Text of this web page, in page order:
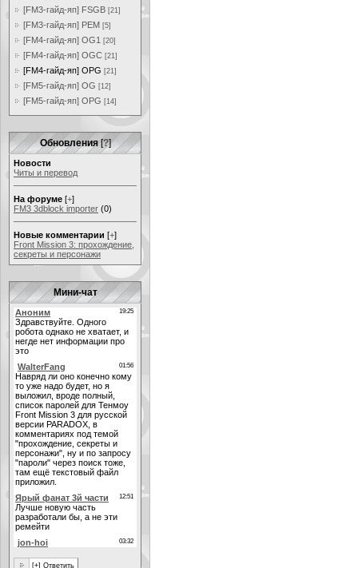
[FM3-гайд-яп] FSGB [21]
[FM3-гайд-яп] PEM [5]
[FM4-гайд-яп] OG1 [20]
[FM4-гайд-яп] OGC [21]
[FM4-гайд-яп] OPG [21]
[FM5-гайд-яп] OG [12]
[FM5-гайд-яп] OPG [14]
Обновления [?]
Новости
Читы и перевод
На форуме [+]
FM3 3dblock importer (0)
Новые комментарии [+]
Front Mission 3: прохождение,
секреты и персонажи
Мини-чат